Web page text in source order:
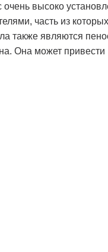
очень высоко
часть из
также являются
Она может